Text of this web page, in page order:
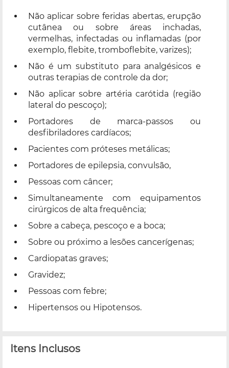
Não aplicar sobre feridas abertas, erupção
cutânea ou sobre áreas inchadas,
vermelhas, infectadas ou inflamadas (por
exemplo, flebite, tromboflebite, varizes);
Não é um substituto para analgésicos e
outras terapias de controle da dor;
Não aplicar sobre artéria carótida (região
lateral do pescoço);
Portadores de marca-passos ou
desfibriladores cardíacos;
Pacientes com próteses metálicas;
Portadores de epilepsia, convulsão,
Pessoas com câncer;
Simultaneamente com equipamentos
cirúrgicos de alta frequência;
Sobre a cabeça, pescoço e a boca;
Sobre ou próximo a lesões cancerígenas;
Cardiopatas graves;
Gravidez;
Pessoas com febre;
Hipertensos ou Hipotensos.
Itens Inclusos